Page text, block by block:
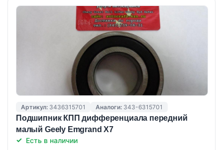
Артикул: 3436315701 Аналоги: 343-6315701
Подшипник КПП дифференциала передний
малый Geely Emgrand X7
Есть в наличии